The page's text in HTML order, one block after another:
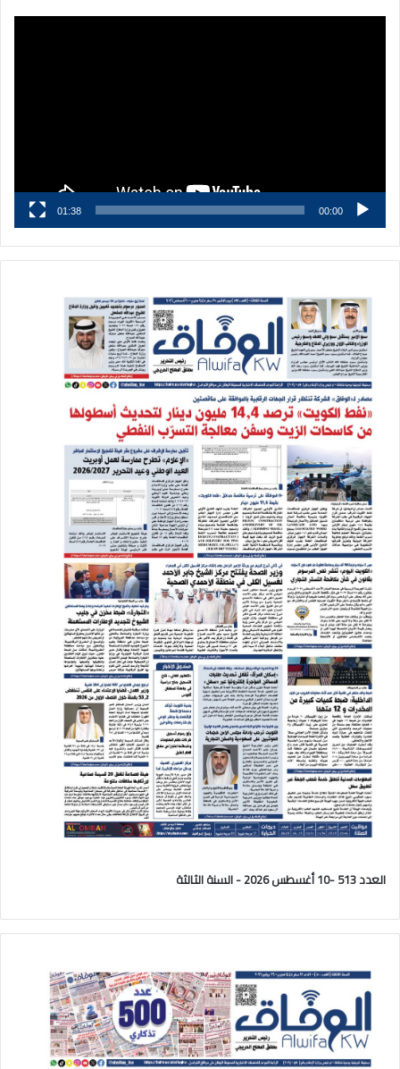
00:00
01:38
العدد 513 -10 أغسطس 2026 - السنة الثالثة